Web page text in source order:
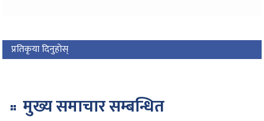
प्रतिकृया दिनुहोस्
मुख्य समाचार सम्बन्धित